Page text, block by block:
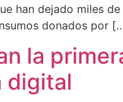
han dejado miles
donados por
la
digital